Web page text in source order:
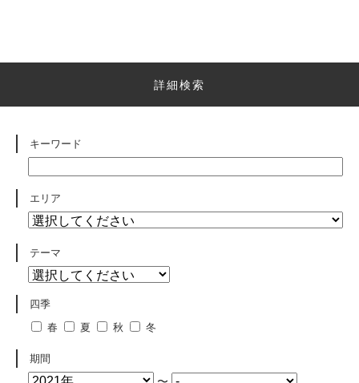
詳細検索
キーワード
エリア
テーマ
四季
春
夏 秋 冬
期間